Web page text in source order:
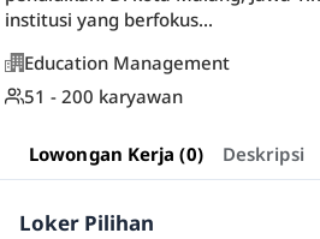
institusi yang berfokus...
Education Management
51 - 200 karyawan
Lowongan Kerja (0) Deskripsi
Loker Pilihan